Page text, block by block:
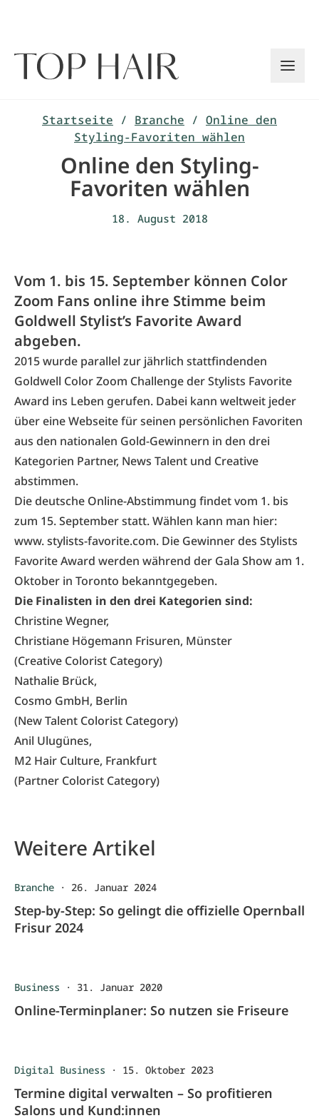
Startseite / Branche / Online den
Styling-Favoriten wählen
Online den Styling-
Favoriten wählen
18. August 2018
Vom 1. bis 15. September können Color
Zoom Fans online ihre Stimme beim
Goldwell Stylist’s Favorite Award
abgeben.
2015 wurde parallel zur jährlich stattfindenden
Goldwell Color Zoom Challenge derStylists Favorite
Award ins Leben gerufen. Dabei kann weltweit jeder
über eine Webseite für seinen persönlichen Favoriten
aus den nationalen Gold-Gewinnern in den drei
Kategorien Partner, News Talent und Creative
abstimmen.
Die deutsche Online-Abstimmung findet vom 1. bis
zum 15. September statt. Wählen kann man hier:
www. stylists-favorite.com. Die Gewinner des Stylists
Favorite Award werden während der Gala Show am 1.
Oktober in Toronto bekanntgegeben.
Die Finalisten in den drei Kategorien sind:
Christine Wegner,
Christiane Högemann Frisuren, Münster
(Creative Colorist Category)
Nathalie Brück,
Cosmo GmbH, Berlin
(New Talent Colorist Category)
Anil Ulugünes,
M2 Hair Culture, Frankfurt
(Partner Colorist Category)
Weitere Artikel
Branche · 26. Januar 2024
Step-by-Step: So gelingt die offizielle Opernball
Frisur 2024
Business · 31. Januar 2020
Online-Terminplaner: So nutzen sie Friseure
Digital Business · 15. Oktober 2023
Termine digital verwalten – So profitieren
Salons und Kund:innen